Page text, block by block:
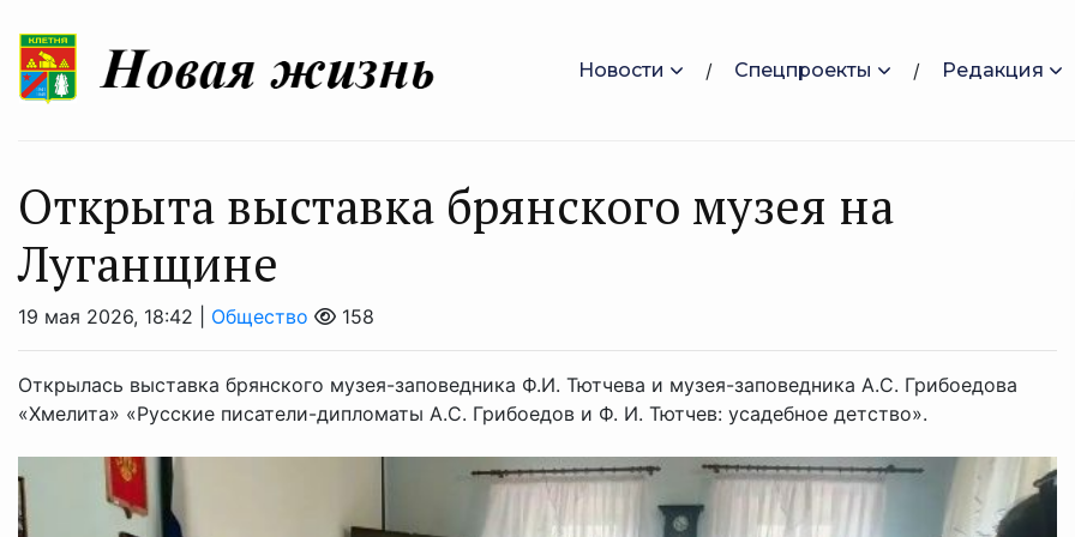
Новости Спецпроекты Редакция
Открыта выставка брянского музея на
Луганщине
19 мая 2026, 18:42 | Общество 158
Открылась выставка брянского музея-заповедника Ф.И. Тютчева и музея-заповедника А.С. Грибоедова
«Хмелита» «Русские писатели-дипломаты А.С. Грибоедов и Ф. И. Тютчев: усадебное детство».